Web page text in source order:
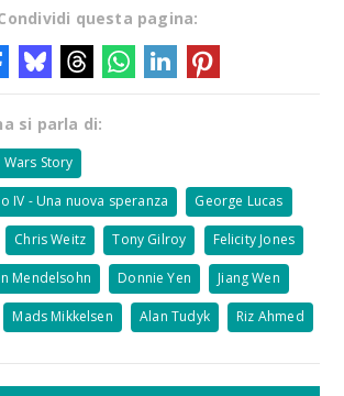
questa pagina:
si parla di:
Wars Story
IV - Una nuova speranza George Lucas
Chris Weitz Tony Gilroy Felicity Jones
Mendelsohn Donnie Yen Jiang Wen
Mads Mikkelsen Alan Tudyk Riz Ahmed